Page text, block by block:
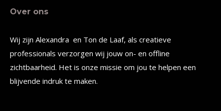
Over ons
Wij zijn Alexandra en Ton de Laaf, als creatieve
professionals verzorgen wij jouw on- en offline
zichtbaarheid. Het is onze missie om jou te helpen een
blijvende indruk te maken.